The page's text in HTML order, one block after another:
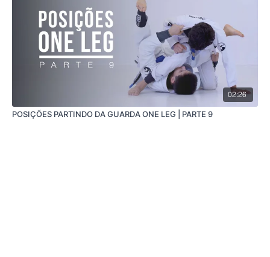
02:26
POSIÇÕES PARTINDO DA GUARDA ONE LEG | PARTE 9